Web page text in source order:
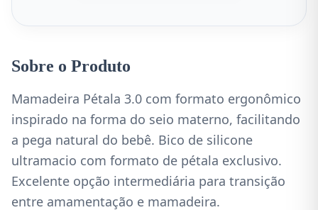
Sobre o Produto
Mamadeira Pétala 3.0 com formato ergonômico
inspirado na forma do seio materno, facilitando
a pega natural do bebê. Bico de silicone
ultramacio com formato de pétala exclusivo.
Excelente opção intermediária para transição
entre amamentação e mamadeira.